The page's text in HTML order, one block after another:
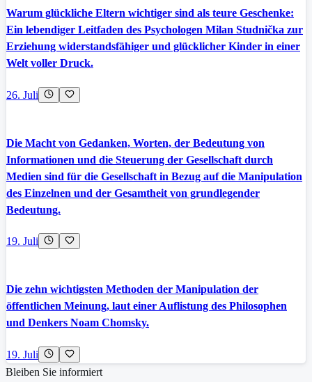
Warum glückliche Eltern wichtiger sind als teure Geschenke:
Ein lebendiger Leitfaden des Psychologen Milan Studnička zur
Erziehung widerstandsfähiger und glücklicher Kinder in einer
Welt voller Druck.
26. Juli
Die Macht von Gedanken, Worten, der Bedeutung von
Informationen und die Steuerung der Gesellschaft durch
Medien sind für die Gesellschaft in Bezug auf die Manipulation
des Einzelnen und der Gesamtheit von grundlegender
Bedeutung.
19. Juli
Die zehn wichtigsten Methoden der Manipulation der
öffentlichen Meinung, laut einer Auflistung des Philosophen
und Denkers Noam Chomsky.
19. Juli
Bleiben Sie informiert